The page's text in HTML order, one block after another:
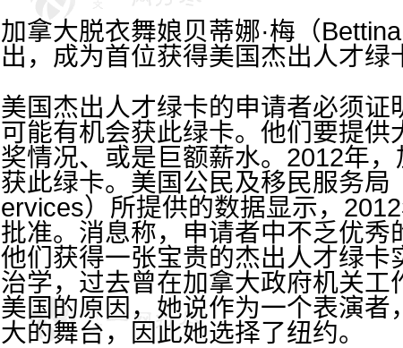
加拿大脱衣舞娘贝蒂娜·梅（
出，成为首位获得美国杰出人才绿
美国杰出人才绿卡的申请者必须
可能有机会获此绿卡。他们要提
奖情况、或是巨额薪水。2012年
获此绿卡。美国公民及移民服务
ervices）所提供的数据显示，
批准。消息称，申请者中不乏优
他们获得一张宝贵的杰出人才绿
治学，过去曾在加拿大政府机关
美国的原因，她说作为一个表演
大的舞台，因此她选择了纽约。